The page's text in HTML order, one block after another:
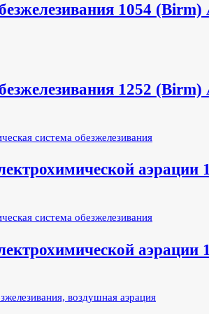
1054 (Birm)
1252 (Birm)
аэрации
аэрации